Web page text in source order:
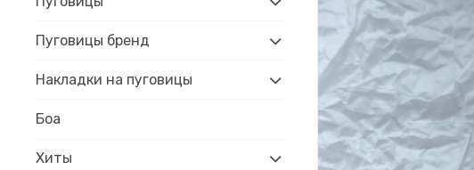
Пуговицы бренд
Накладки на пуговицы
Боа
Хиты